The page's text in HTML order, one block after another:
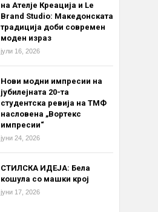
на Ателје Креација и Le
Brand Studio: Македонската
традиција доби современ
моден израз
јули 16, 2026
Нови модни импресии на
јубилејната 20-та
студентска ревија на ТМФ
насловена „Вортекс
импресии“
јуни 24, 2026
СТИЛСКА ИДЕЈА: Бела
кошула со машки крој
јуни 17, 2026